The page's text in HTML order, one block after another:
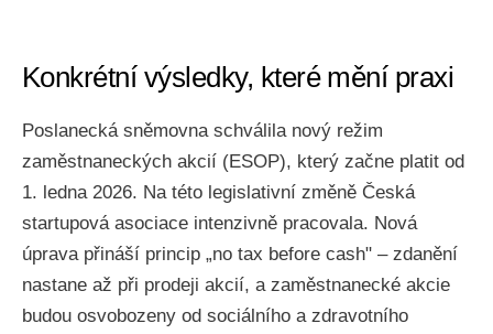
Konkrétní výsledky, které mění praxi
Poslanecká sněmovna schválila nový režim
zaměstnaneckých akcií (ESOP), který začne platit od
1. ledna 2026. Na této legislativní změně Česká
startupová asociace intenzivně pracovala. Nová
úprava přináší princip „no tax before cash" – zdanění
nastane až při prodeji akcií, a zaměstnanecké akcie
budou osvobozeny od sociálního a zdravotního